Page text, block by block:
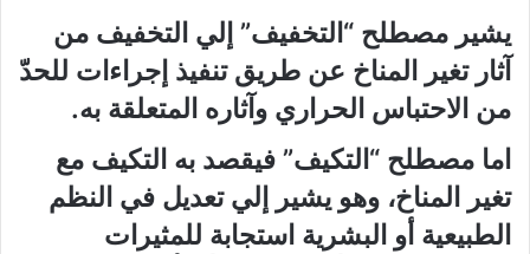
يشير مصطلح “التخفيف” إلي التخفيف من
آثار تغير المناخ عن طريق تنفيذ إجراءات للحدّ
من الاحتباس الحراري وآثاره المتعلقة به.
اما مصطلح “التكيف” فيقصد به التكيف مع
تغير
المناخ، وهو يشير إلي تعديل في النظم
الطبيعية أو البشرية استجابة للمثيرات